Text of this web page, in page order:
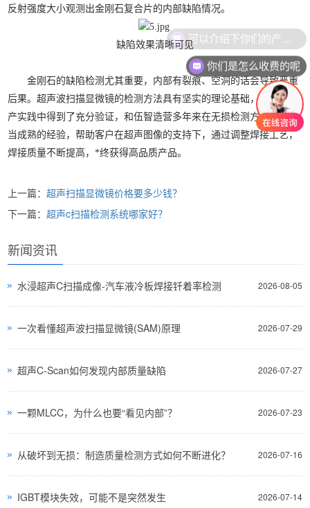
反射强度大小观测出金刚石复合片的内部缺陷情况。
缺陷效果清晰可见
金刚石的缺陷检测尤其重要，内部有裂痕、空洞的话会导致严重
后果。超声波扫描显微镜的检测方法具有坚实的理论基础，而且在生
产实践中得到了充分验证，和伍智造营多年来在无损检测方面具有相
当成熟的经验，帮助客户在超声图像的支持下，通过调整焊接工艺，
焊接质量不断提高，*终获得高品质产品。
上一篇：超声扫描显微镜价格要多少钱？
下一篇：超声c扫描检测系统哪家好？
新闻资讯
2026-08-05
水浸超声C扫描成像-汽车液冷板焊接钎着率检测
2026-07-29
一次看懂超声波扫描显微镜(SAM)原理
2026-07-27
超声C-Scan如何发现内部质量缺陷
2026-07-23
一颗MLCC，为什么也要“看见内部”？
2026-07-16
从破坏到无损：制造质量检测方式如何不断进化？
2026-07-14
IGBT模块失效，可能不是突然发生
你们是怎么收费的呢